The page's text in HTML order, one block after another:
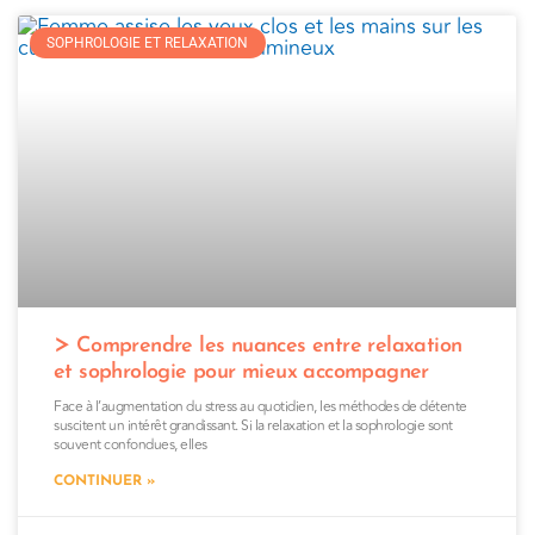
SOPHROLOGIE ET RELAXATION
Comprendre les nuances entre relaxation
et sophrologie pour mieux accompagner
Face à l’augmentation du stress au quotidien, les méthodes de détente
suscitent un intérêt grandissant. Si la relaxation et la sophrologie sont
souvent confondues, elles
CONTINUER »